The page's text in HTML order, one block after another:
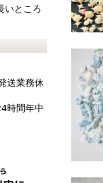
いところ
送業務休
時間年中